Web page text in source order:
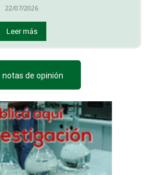
22/07/2026
Leer más
notas de opinión